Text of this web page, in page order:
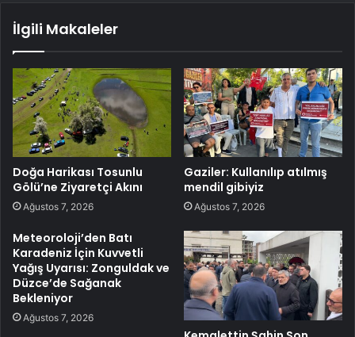
İlgili Makaleler
Doğa Harikası Tosunlu
Gölü’ne Ziyaretçi Akını
Ağustos 7, 2026
Gaziler: Kullanılıp atılmış
mendil gibiyiz
Ağustos 7, 2026
Meteoroloji’den Batı
Karadeniz İçin Kuvvetli
Yağış Uyarısı: Zonguldak ve
Düzce’de Sağanak
Bekleniyor
Ağustos 7, 2026